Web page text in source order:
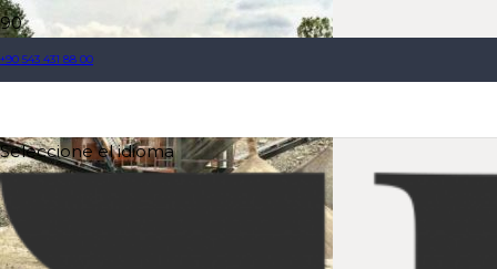
+90 543 431 88 00
Seleccione el idioma